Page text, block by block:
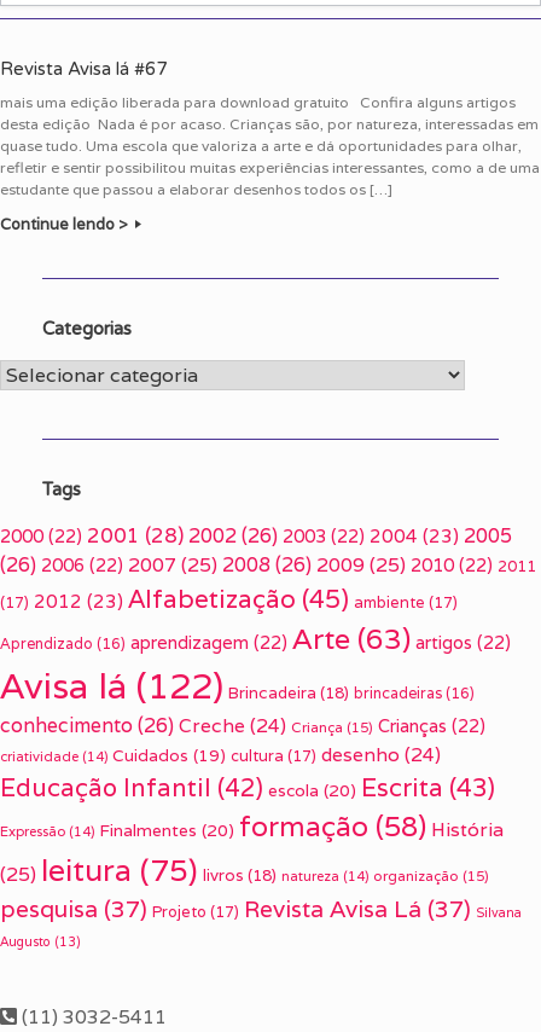
Revista Avisa lá #67
mais uma edição liberada para download gratuito Confira alguns artigos
desta edição Nada é por acaso. Crianças são, por natureza, interessadas em
quase tudo. Uma escola que valoriza a arte e dá oportunidades para olhar,
refletir e sentir possibilitou muitas experiências interessantes, como a de uma
estudante que passou a elaborar desenhos todos os […]
Continue lendo >
Categorias
Categorias
Tags
2000 (22) 2001 (28) 2002(26) 2003 (22) 2004 (23) 2005
(26) 2006 (22) 2007 (25) 2008(26) 2009(25) 2010 (22) 2011
(17) 2012 (23) Alfabetização (45) ambiente (17)
Aprendizado (16) aprendizagem (22) Arte (63) artigos (22)
Avisa lá (122) Brincadeira (18) brincadeiras (16)
conhecimento(26) Creche (24) Criança (15) Crianças (22)
criatividade (14) Cuidados (19) cultura (17) desenho (24)
Educação Infantil (42) escola (20) Escrita (43)
Expressão (14) Finalmentes (20) formação (58) História
(25) leitura (75) livros (18) natureza (14) organização (15)
pesquisa (37) Projeto (17) Revista Avisa Lá (37) Silvana
Augusto (13)
(11) 3032-5411